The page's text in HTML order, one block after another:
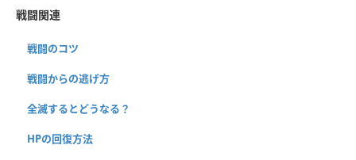
戦闘関連
戦闘のコツ
戦闘からの逃げ方
全滅するとどうなる？
HPの回復方法